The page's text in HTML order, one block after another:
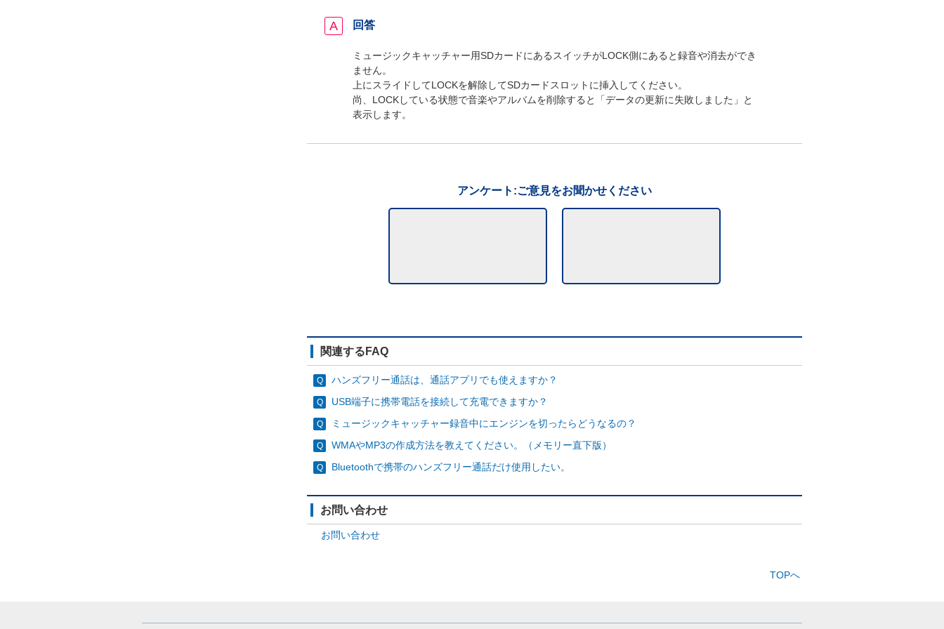
回答
ミュージックキャッチャー用SDカードにあるスイッチがLOCK側にあると録音や消去ができ
ません。
上にスライドしてLOCKを解除してSDカードスロットに挿入してください。
尚、LOCKしている状態で音楽やアルバムを削除すると「データの更新に失敗しました」と
表示します。
アンケート:ご意見をお聞かせください
関連するFAQ
ハンズフリー通話は、通話アプリでも使えますか？
USB端子に携帯電話を接続して充電できますか？
ミュージックキャッチャー録音中にエンジンを切ったらどうなるの？
WMAやMP3の作成方法を教えてください。（メモリー直下版）
Bluetoothで携帯のハンズフリー通話だけ使用したい。
お問い合わせ
お問い合わせ
TOPへ